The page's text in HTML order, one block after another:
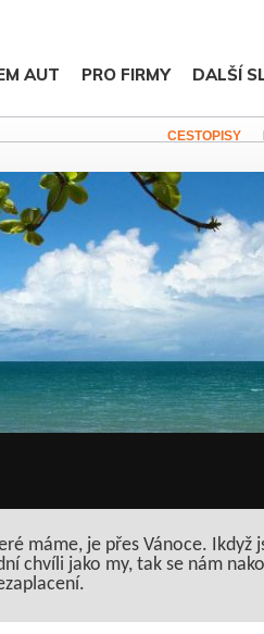
AUT PRO FIRMY DALŠÍ
CESTOPISY
máme, je přes Vánoce. Ikdyž
chvíli jako my, tak se nám